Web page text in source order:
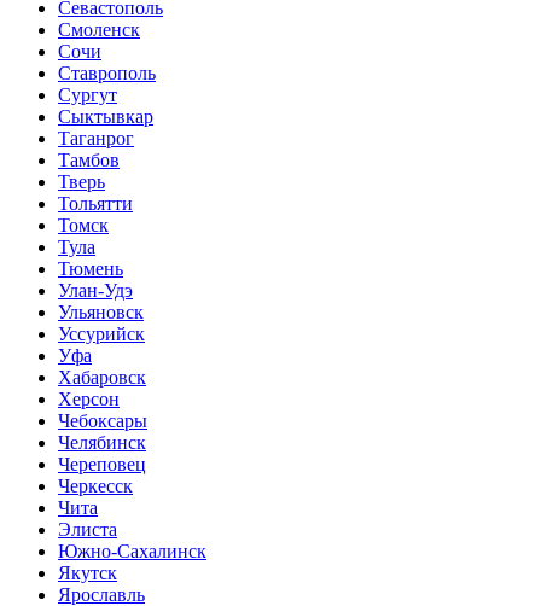
Севастополь
Смоленск
Сочи
Ставрополь
Сургут
Сыктывкар
Таганрог
Тамбов
Тверь
Тольятти
Томск
Тула
Тюмень
Улан-Удэ
Ульяновск
Уссурийск
Уфа
Хабаровск
Херсон
Чебоксары
Челябинск
Череповец
Черкесск
Чита
Элиста
Южно-Сахалинск
Якутск
Ярославль